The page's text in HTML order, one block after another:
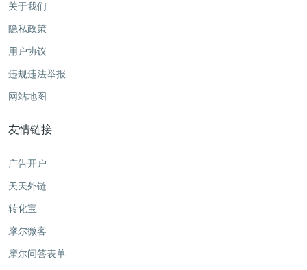
关于我们
隐私政策
用户协议
违规违法举报
网站地图
友情链接
广告开户
天天外链
转化宝
摩尔微客
摩尔问答表单